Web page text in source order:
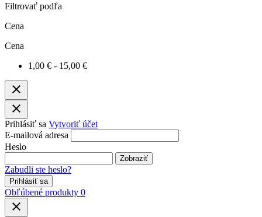
Filtrovať podľa
Cena
Cena
1,00 € - 15,00 €
close
close
Prihlásiť sa Vytvoriť účet
E-mailová adresa
Heslo
Zobraziť
Zabudli ste heslo?
Prihlásiť sa
Obľúbené produkty 0
close